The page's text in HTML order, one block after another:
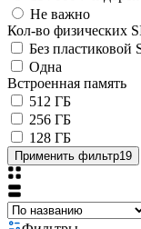
Не важно
Кол-во физических
Без пластиковой
Одна
Встроенная память
512 ГБ
256 ГБ
128 ГБ
Применить фильтр19